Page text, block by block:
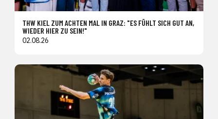
THW KIEL ZUM ACHTEN MAL IN GRAZ: "ES FÜHLT SICH GUT AN,
WIEDER HIER ZU SEIN!"
02.08.26